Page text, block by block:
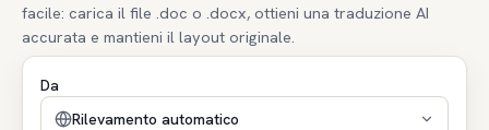
facile: carica il file .doc o .docx, ottieni una traduzione AI
accurata e mantieni il layout originale.
Da
Rilevamento automatico